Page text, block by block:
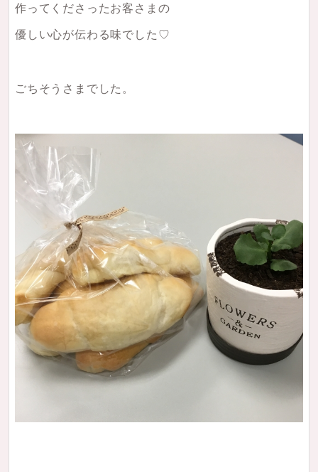
作ってくださったお客さまの
優しい心が伝わる味でした♡
ごちそうさまでした。